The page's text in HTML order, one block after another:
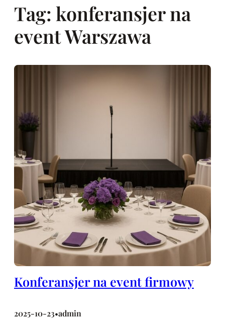
Tag: konferansjer na
event Warszawa
Konferansjer na event firmowy
2025-10-23•admin